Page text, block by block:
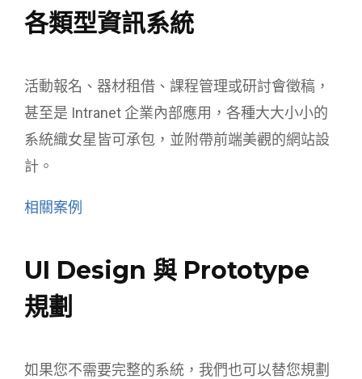
各類型資訊系統
活動報名、器材租借、課程管理或研討會徵稿，
甚至是 Intranet 企業內部應用，各種大大小小的
系統織女星皆可承包，並附帶前端美觀的網站設
計。
相關案例
UI Design 與 Prototype
規劃
如果您不需要完整的系統，我們也可以替您規劃